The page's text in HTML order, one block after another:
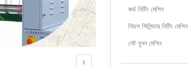
কর্ড নিটিং মেশিন
নিডল সিলিন্ডার নিটিং মেশিন
নেট বুনন মেশিন